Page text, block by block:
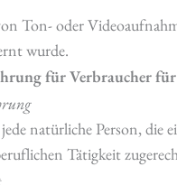
Ton- oder
wurde.
für Verbraucher für
natürliche Person, die
Tätigkeit